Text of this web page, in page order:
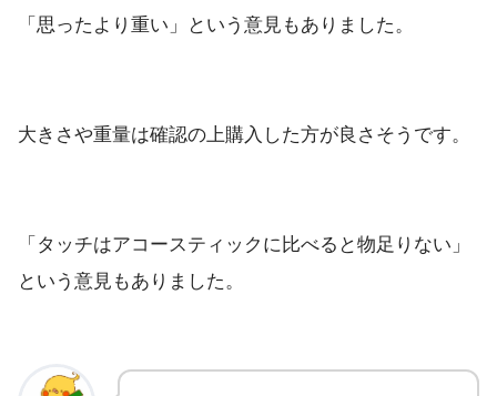
「思ったより重い」という意見もありました。
大きさや重量は確認の上購入した方が良さそうです。
「タッチはアコースティックに比べると物足りない」
という意見もありました。